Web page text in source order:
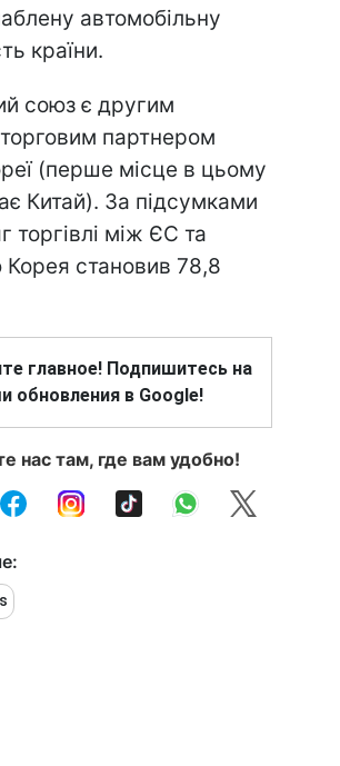
автомобільну
країни.
союз є другим
партнером
(перше місце в цьому
Китай). За підсумками
торгівлі між ЄС та
Корея становив 78,8
главное! Подпишитесь на
обновления в Google!
нас там, где вам удобно!